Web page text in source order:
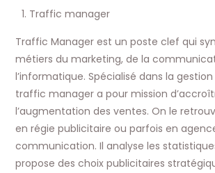
Traffic manager
Traffic Manager est un poste clef qui
métiers du marketing, de la
l’informatique. Spécialisé dans la
traffic manager a pour mission
l’augmentation des ventes. On le
en régie publicitaire ou parfois en
communication. Il analyse les
propose des choix publicitaires